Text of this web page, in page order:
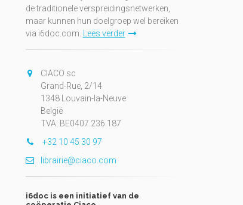
de traditionele verspreidingsnetwerken,
maar kunnen hun doelgroep wel bereiken
via i6doc.com.
Lees verder
CIACO sc
Grand-Rue, 2/14
1348 Louvain-la-Neuve
België
TVA: BE0407.236.187
+32 10 45 30 97
librairie@ciaco.com
i6doc is een initiatief van de